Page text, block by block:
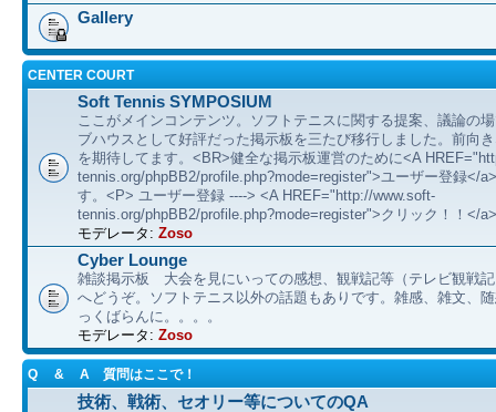
Gallery
CENTER COURT
Soft Tennis SYMPOSIUM
ここがメインコンテンツ。ソフトテニスに関する提案、議論の
ブハウスとして好評だった掲示板を三たび移行しました。前向
を期待してます。<BR>健全な掲示板運営のために<A
tennis.org/phpBB2/profile.php?mode=register">ユーザー登録</
す。<P> ユーザー登録 ----> <A HREF="http://www.soft-
tennis.org/phpBB2/profile.php?mode=register">クリック！！</a>
モデレータ: Zoso
Cyber Lounge
雑談掲示板 大会を見にいっての感想、観戦記等（テレビ観戦
へどうぞ。ソフトテニス以外の話題もありです。雑感、雑文、
っくばらんに。。。。
モデレータ: Zoso
Q & A 質問はここで！
技術、戦術、セオリー等についてのQA